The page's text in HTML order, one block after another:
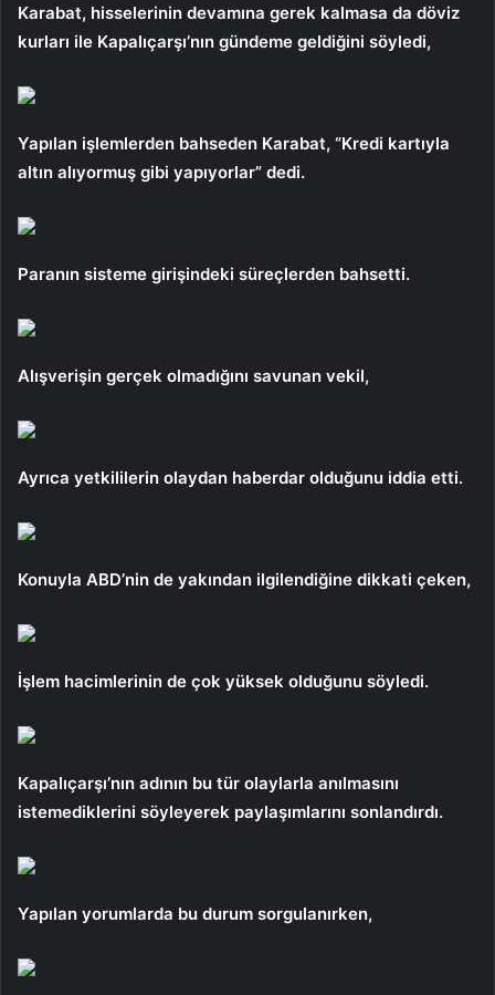
Karabat, hisselerinin devamına gerek kalmasa da döviz
kurları ile Kapalıçarşı’nın gündeme geldiğini söyledi,
Yapılan işlemlerden bahseden Karabat, “Kredi kartıyla
altın alıyormuş gibi yapıyorlar” dedi.
Paranın sisteme girişindeki süreçlerden bahsetti.
Alışverişin gerçek olmadığını savunan vekil,
Ayrıca yetkililerin olaydan haberdar olduğunu iddia etti.
Konuyla ABD’nin de yakından ilgilendiğine dikkati çeken,
İşlem hacimlerinin de çok yüksek olduğunu söyledi.
Kapalıçarşı’nın adının bu tür olaylarla anılmasını
istemediklerini söyleyerek paylaşımlarını sonlandırdı.
Yapılan yorumlarda bu durum sorgulanırken,